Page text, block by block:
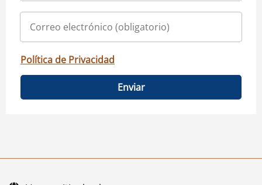
Política de Privacidad
Enviar